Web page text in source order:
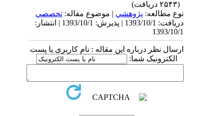
نوع مطالعه:پژوهشي| موضوع مقاله:تخصصي
دریافت: 1393/10/1 | پذیرش: 1393/10/1 | انتشار:
1393/10/1
ارسال نظر درباره این مقاله : نام کاربری یا پست
الکترونیک شما: